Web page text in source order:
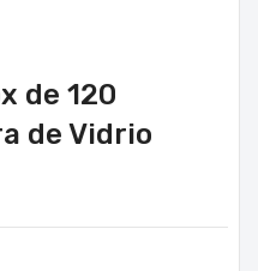
de 120
de Vidrio